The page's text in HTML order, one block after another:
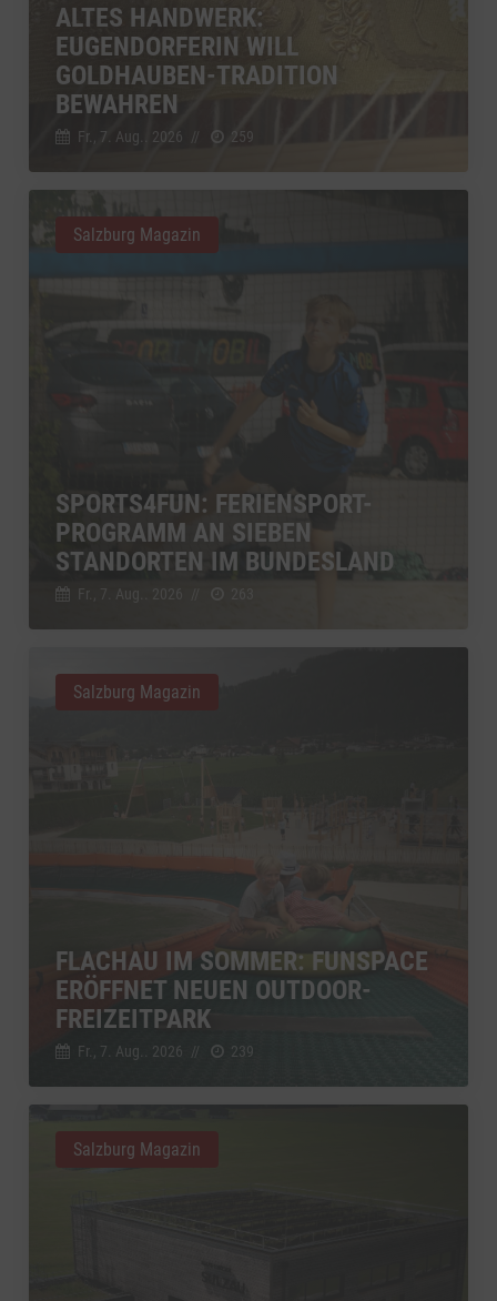
ALTES HANDWERK:
EUGENDORFERIN WILL
GOLDHAUBEN-TRADITION
BEWAHREN
Fr., 7. Aug.. 2026 // 259
SPORTS4FUN: FERIENSPORT-
PROGRAMM AN SIEBEN
STANDORTEN IM BUNDESLAND
Fr., 7. Aug.. 2026 263
Salzburg Magazin
FLACHAU IM SOMMER: FUNSPACE
ERÖFFNET NEUEN OUTDOOR-
FREIZEITPARK
Fr., 7. Aug.. 2026 // 239
Salzburg Magazin
Salzburg Magazin